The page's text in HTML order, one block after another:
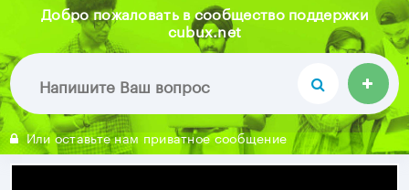
Добро пожаловать в сообщество поддержки
cubux.net
Или оставьте нам приватное сообщение